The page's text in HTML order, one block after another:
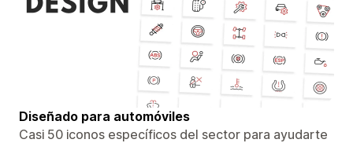
Diseñado para automóviles
Casi 50 iconos específicos del sector para ayudarte